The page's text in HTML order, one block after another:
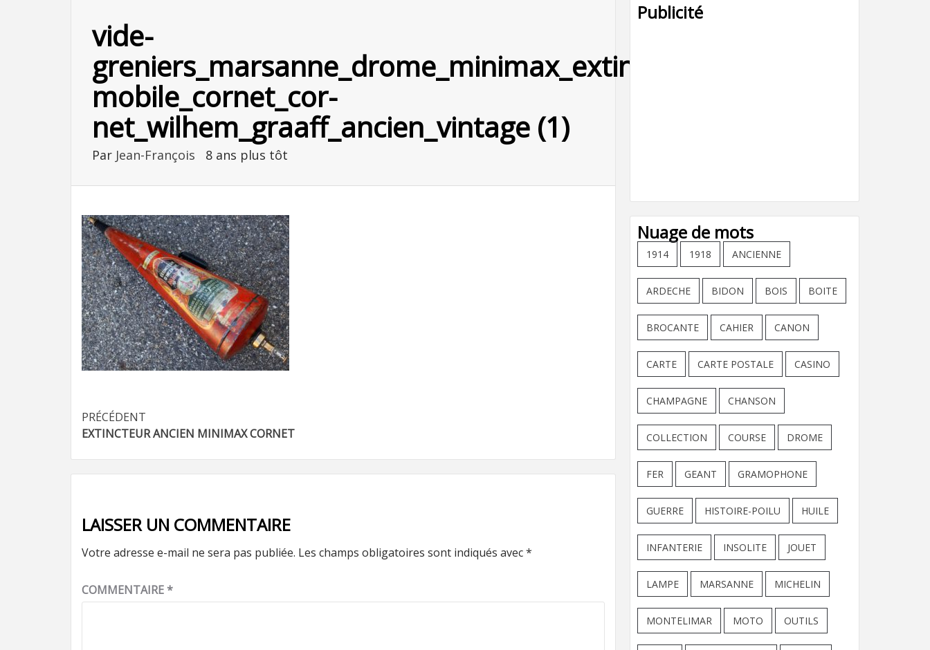
vide-
greniers_marsanne_drome_minimax_extincteur_
mobile_cornet_cor-
net_wilhem_graaff_ancien_vintage (1)
Par Jean-François 8 ans plus tôt
Navigation
d’article
PRÉCÉDENT
EXTINCTEUR ANCIEN MINIMAX CORNET
LAISSER UN COMMENTAIRE
Votre adresse e-mail ne sera pas publiée. Les champs obligatoires sont indiqués avec*
COMMENTAIRE*
Publicité
Nuage de mots
1914 1918 ANCIENNE
ARDECHE BIDON BOIS BOITE
BROCANTE CAHIER CANON
CARTE CARTE POSTALE CASINO
CHAMPAGNE CHANSON
COLLECTION COURSE DROME
FER GEANT GRAMOPHONE
GUERRE HISTOIRE-POILU HUILE
INFANTERIE INSOLITE JOUET
LAMPE MARSANNE MICHELIN
MONTELIMAR MOTO OUTILS